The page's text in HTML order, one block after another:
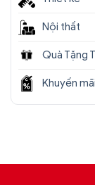
Địa chỉ nào
giá rẻ tốt
Sencomlà
trínhập
Chịu trách
Nội thất
Quà Tặng
Khuyến mãi